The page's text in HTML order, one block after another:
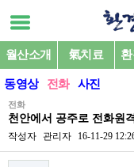
월산소개 氣치료
동영상 전화 사진
전화
천안에서 공주로 전화원
작성자 관리자 16-11-29